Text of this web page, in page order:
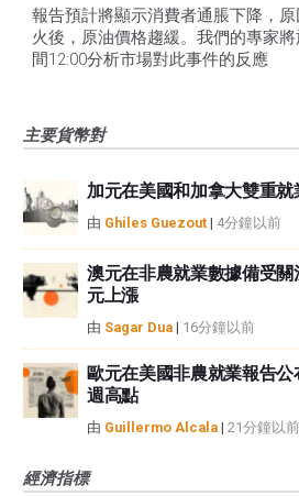
報告預計將顯示消費者通脹下降，
火後，原油價格趨緩。我們的專家
間12:00分析市場對此事件的反應
主要貨幣對
加元在美國和加拿大雙重
由 Ghiles Guezout | 4分鐘以前
澳元在非農就業數據備受
元上漲
由 Sagar Dua | 16分鐘以前
歐元在美國非農就業報告
週高點
由 Guillermo Alcala | 21分鐘以前
經濟指標